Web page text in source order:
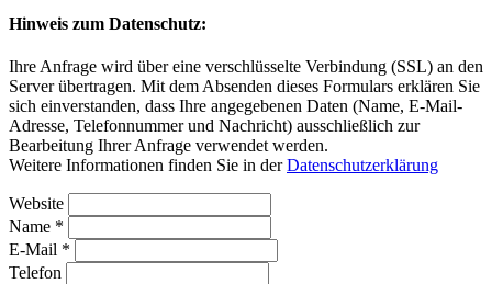
Hinweis zum Datenschutz:
Ihre Anfrage wird über eine verschlüsselte Verbindung (SSL) an den
Server übertragen. Mit dem Absenden dieses Formulars erklären Sie
sich einverstanden, dass Ihre angegebenen Daten (Name, E-Mail-
Adresse, Telefonnummer und Nachricht) ausschließlich zur
Bearbeitung Ihrer Anfrage verwendet werden.
Weitere Informationen finden Sie in derDatenschutzerklärung
Website
Name *
E-Mail *
Telefon